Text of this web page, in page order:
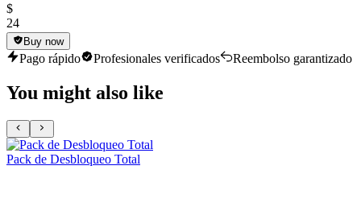
$
24
Buy now
Pago rápido Profesionales verificados Reembolso garantizado
You might also like
Pack de Desbloqueo Total